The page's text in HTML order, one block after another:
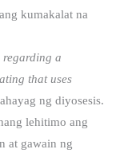
kumakalat na
regarding a
that uses
ng diyosesis.
lehitimo ang
at gawain ng